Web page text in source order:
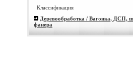
Классификация
Деревообработка / Вагонка, ДСП,
фанера